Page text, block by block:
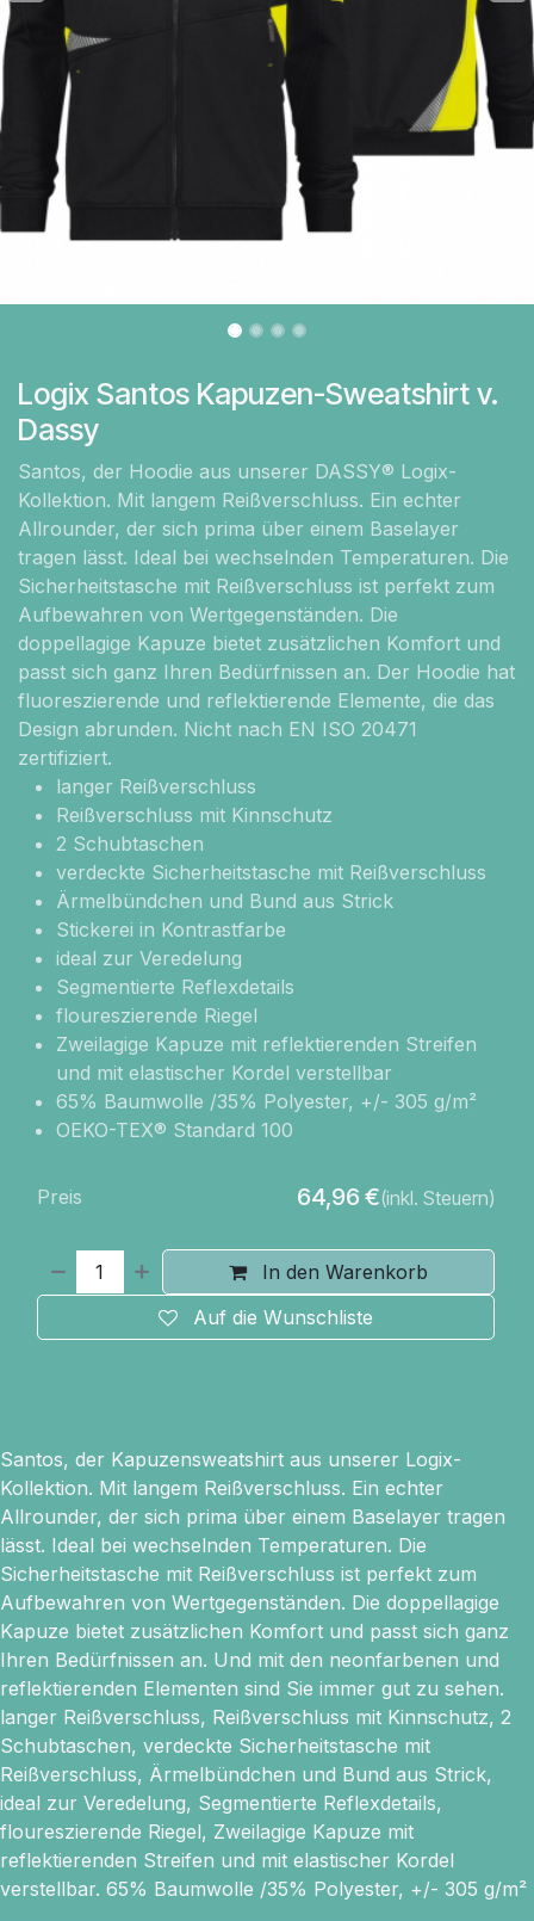
Logix Santos Kapuzen-Sweatshirt v.
Dassy
Santos, der Hoodie aus unserer DASSY® Logix-
Kollektion. Mit langem Reißverschluss. Ein echter
Allrounder, der sich prima über einem Baselayer
tragen lässt. Ideal bei wechselnden Temperaturen. Die
Sicherheitstasche mit Reißverschluss ist perfekt zum
Aufbewahren von Wertgegenständen. Die
doppellagige Kapuze bietet zusätzlichen Komfort und
passt sich ganz Ihren Bedürfnissen an. Der Hoodie hat
fluoreszierende und reflektierende Elemente, die das
Design abrunden. Nicht nach EN ISO 20471
zertifiziert.
langer Reißverschluss
Reißverschluss mit Kinnschutz
2 Schubtaschen
verdeckte Sicherheitstasche mit Reißverschluss
Ärmelbündchen und Bund aus Strick
Stickerei in Kontrastfarbe
ideal zur Veredelung
Segmentierte Reflexdetails
floureszierende Riegel
Zweilagige Kapuze mit reflektierenden Streifen
und mit elastischer Kordel verstellbar
65% Baumwolle /35% Polyester, +/- 305 g/m²
OEKO-TEX® Standard 100
In den Warenkorb
Auf die Wunschliste
Preis 64,96 €(inkl. Steuern)
Santos, der Kapuzensweatshirt aus unserer Logix-
Kollektion. Mit langem Reißverschluss. Ein echter
Allrounder, der sich prima über einem Baselayer tragen
lässt. Ideal bei wechselnden Temperaturen. Die
Sicherheitstasche mit Reißverschluss ist perfekt zum
Aufbewahren von Wertgegenständen. Die doppellagige
Kapuze bietet zusätzlichen Komfort und passt sich ganz
Ihren Bedürfnissen an. Und mit den neonfarbenen und
reflektierenden Elementen sind Sie immer gut zu sehen.
langer Reißverschluss, Reißverschluss mit Kinnschutz, 2
Schubtaschen, verdeckte Sicherheitstasche mit
Reißverschluss, Ärmelbündchen und Bund aus Strick,
ideal zur Veredelung, Segmentierte Reflexdetails,
floureszierende Riegel, Zweilagige Kapuze mit
reflektierenden Streifen und mit elastischer Kordel
verstellbar. 65% Baumwolle /35% Polyester, +/- 305 g/m²